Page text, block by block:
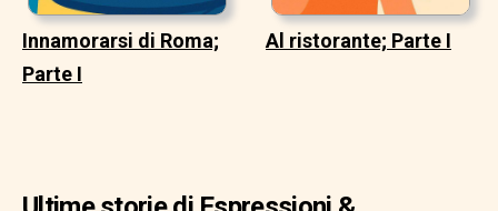
Innamorarsi di Roma;
Parte I
Al ristorante; Parte I